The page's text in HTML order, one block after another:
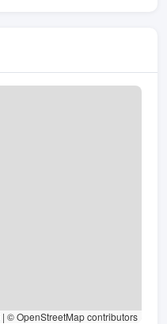
| © OpenStreetMap contributors